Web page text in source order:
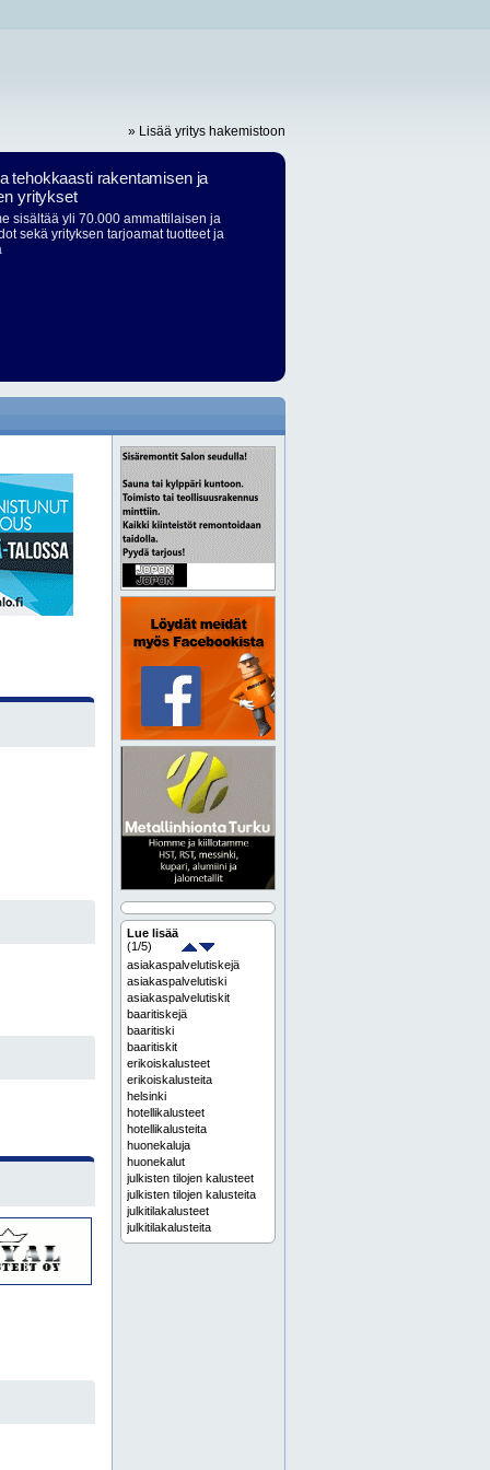
» Lisää yritys hakemistoon
tehokkaasti rakentamisen ja
yritykset
sisältää yli 70.000 ammattilaisen ja
sekä yrityksen tarjoamat tuotteet ja
Lue lisää
(1/5)
asiakaspalvelutiskejä
asiakaspalvelutiski
asiakaspalvelutiskit
baaritiskejä
baaritiski
baaritiskit
erikoiskalusteet
erikoiskalusteita
helsinki
hotellikalusteet
hotellikalusteita
huonekaluja
huonekalut
julkisten tilojen kalusteet
julkisten tilojen kalusteita
julkitilakalusteet
julkitilakalusteita
kaappisängyt